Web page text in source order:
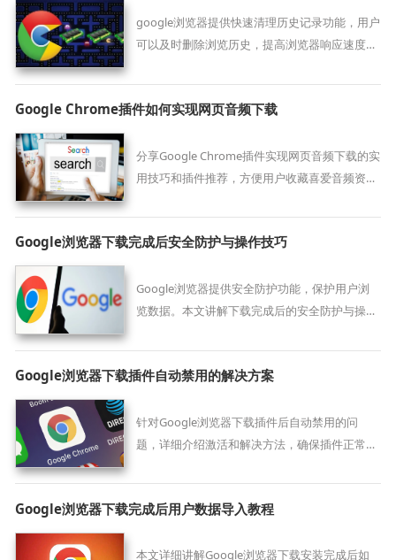
google浏览器提供快速清理历史记录功能，用户
可以及时删除浏览历史，提高浏览器响应速度和
浏览体验。
Google Chrome插件如何实现网页音频下载
分享Google Chrome插件实现网页音频下载的实
用技巧和插件推荐，方便用户收藏喜爱音频资
Google浏览器下载完成后安全防护与操作技巧
Google浏览器提供安全防护功能，保护用户浏
览数据。本文讲解下载完成后的安全防护与操作
Google浏览器下载插件自动禁用的解决方案
针对Google浏览器下载插件后自动禁用的问
题，详细介绍激活和解决方法，确保插件正常使
Google浏览器下载完成后用户数据导入教程
本文详细讲解Google浏览器下载安装完成后如